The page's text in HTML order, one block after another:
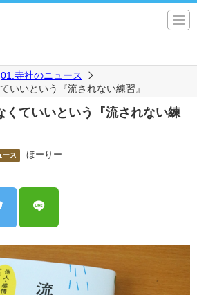
01.寺社のニュース
いいという『流されない練習』
くていいという『流されない練
ース ほーりー